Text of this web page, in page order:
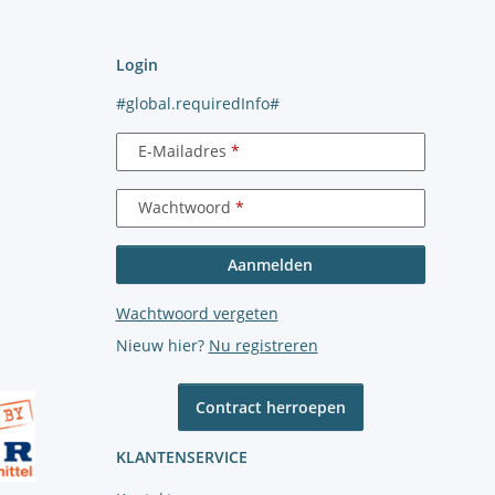
Login
#global.requiredInfo#
E-Mailadres
Wachtwoord
Aanmelden
Wachtwoord vergeten
Nieuw hier? Nu registreren
Contract herroepen
KLANTENSERVICE